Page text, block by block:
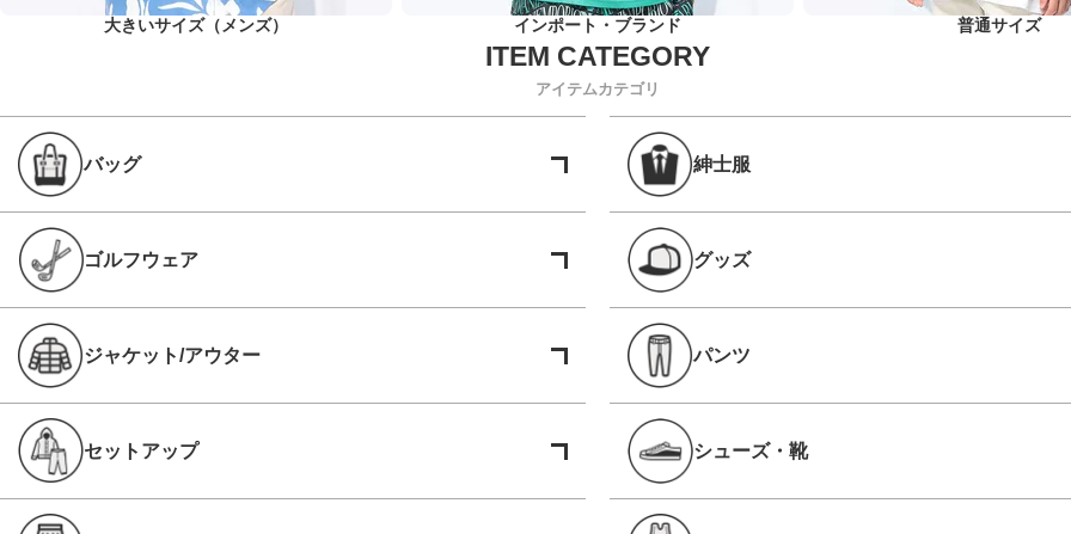
大きいサイズ（メンズ） インポート・ブランド 普通サイズ
アイテムカテゴリ
バッグ 紳士服
ゴルフウェア グッズ
ジャケット/アウター パンツ
セットアップ シューズ・靴